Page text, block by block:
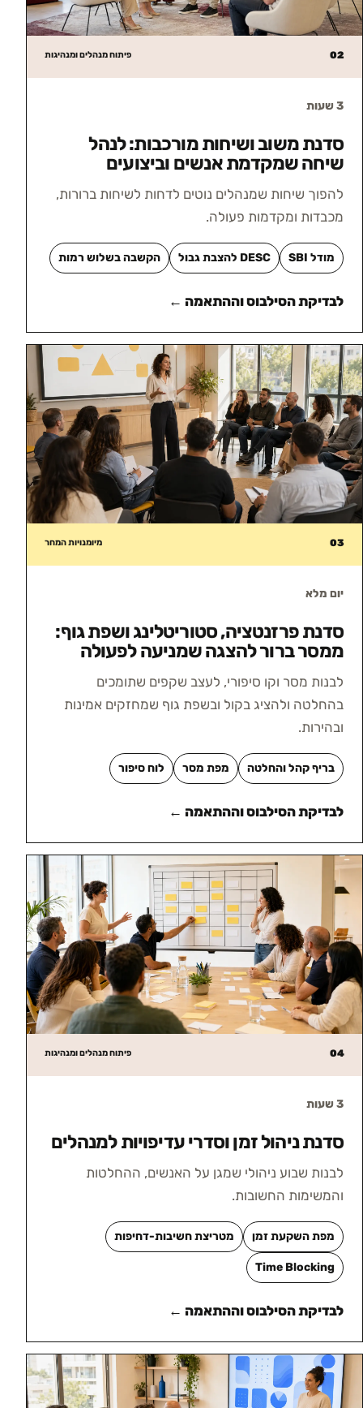
02 פיתוח מנהלים ומנהיגות
3 שעות
סדנת משוב ושיחות מורכבות: לנהל
שיחה שמקדמת אנשים וביצועים
להפוך שיחות שמנהלים נוטים לדחות לשיחות ברורות,
מכבדות ומקדמות פעולה.
מודל SBI DESC להצבת גבול הקשבה בשלוש רמות
לבדיקת הסילבוס וההתאמה ←
03 מיומנויות המחר
יום מלא
סדנת פרזנטציה, סטוריטלינג ושפת גוף:
ממסר ברור להצגה שמניעה לפעולה
לבנות מסר וקו סיפורי, לעצב שקפים שתומכים
בהחלטה ולהציג בקול ובשפת גוף שמחזקים אמינות
ובהירות.
בריף קהל והחלטה מפת מסר לוח סיפור
לבדיקת הסילבוס וההתאמה ←
04 פיתוח מנהלים ומנהיגות
3 שעות
סדנת ניהול זמן וסדרי עדיפויות למנהלים
לבנות שבוע ניהולי שמגן על האנשים, ההחלטות
והמשימות החשובות.
מפת השקעת זמן מטריצת חשיבות-דחיפות
Time Blocking
לבדיקת הסילבוס וההתאמה ←